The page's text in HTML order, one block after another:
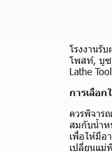
โรงงานรั
โพสท์, บูซ
Lathe
การเลือ
ควรพิจาร
สมกับน้ำห
เพื่อให้มีอ
เปลี่ยนแม่